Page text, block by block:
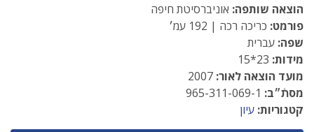
הוצאה שותפה: אוניברסיטת חיפה
פורמט: כריכה רכה | 192 עמ׳
שפה: עברית
מידות:
מועד הוצאה לאור:
מסתֿ״ב:
קטגוריות: עיון